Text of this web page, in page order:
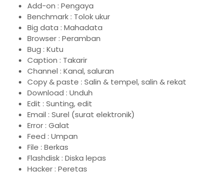
Add-on : Pengaya
Benchmark : Tolok ukur
Big data : Mahadata
Browser : Peramban
Bug : Kutu
Caption : Takarir
Channel : Kanal, saluran
Copy & paste : Salin & tempel, salin & rekat
Download : Unduh
Edit : Sunting, edit
Email : Surel (surat elektronik)
Error : Galat
Feed : Umpan
File : Berkas
Flashdisk : Diska lepas
Hacker : Peretas